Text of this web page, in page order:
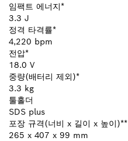
임팩트 에너지*
3.3 J
정격 타격률*
4,220 bpm
전압*
18.0 V
중량(배터리 제외)*
3.3 kg
툴홀더
SDS plus
포장 규격(너비 x 길이 x 높이)**
265 x 407 x 99 mm